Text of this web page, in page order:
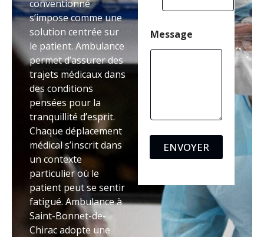
conventionné
s’impose comme une
solution centrée sur
le patient. Ambulance
permet d’assurer des
trajets médicaux dans
des conditions
pensées pour la
tranquillité d’esprit.
Chaque déplacement
médical s’inscrit dans
un contexte
particulier où le
patient peut se sentir
fatigué. Ambulance à
Saint-Bonnet-de-
Chirac adopte une
Message
ENVOYER